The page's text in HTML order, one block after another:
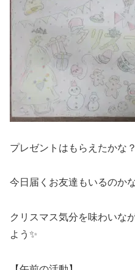
プレゼントはもらえたかな
今日届くお友達もいるのか
クリスマス気分を味わいな
よう✨